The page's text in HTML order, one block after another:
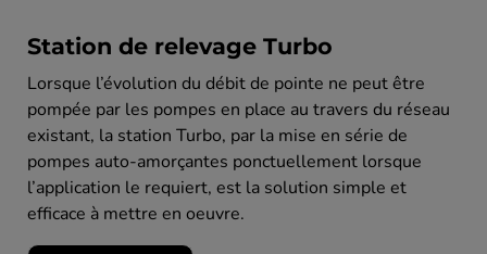
Station de relevage Turbo
Lorsque l’évolution du débit de pointe ne peut être
pompée par les pompes en place au travers du réseau
existant, la station Turbo, par la mise en série de
pompes auto-amorçantes ponctuellement lorsque
l’application le requiert, est la solution simple et
efficace à mettre en oeuvre.